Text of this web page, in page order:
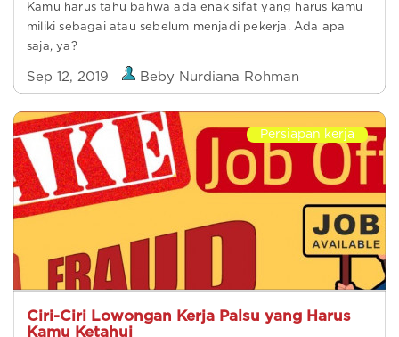
Kamu harus tahu bahwa ada enak sifat yang harus kamu
miliki sebagai atau sebelum menjadi pekerja. Ada apa
saja, ya?
Sep 12, 2019 Beby Nurdiana Rohman
Persiapan kerja
Ciri-Ciri Lowongan Kerja Palsu yang Harus
Kamu Ketahui